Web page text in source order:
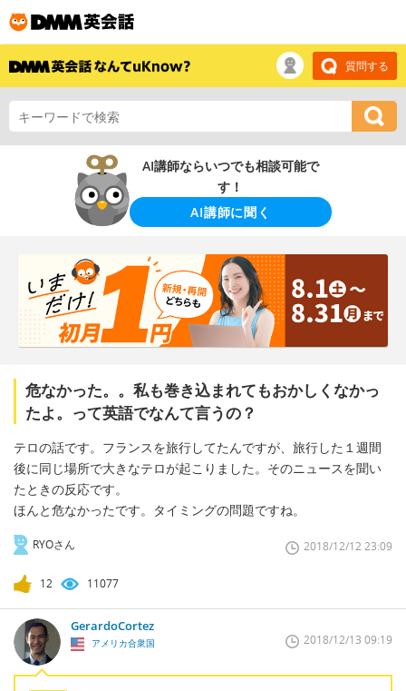
質問する
AI講師ならいつでも相談可能で
す！
AI講師に聞く
危なかった。。私も巻き込まれてもおかしくなかっ
たよ。って英語でなんて言うの？
テロの話です。フランスを旅行してたんですが、旅行した１週間
後に同じ場所で大きなテロが起こりました。そのニュースを聞い
たときの反応です。
ほんと危なかったです。タイミングの問題ですね。
RYOさん 2018/12/12 23:09
12 11077
GerardoCortez
アメリカ合衆国 2018/12/13 09:19